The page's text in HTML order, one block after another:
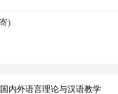
)
内外语言理论与汉语教学